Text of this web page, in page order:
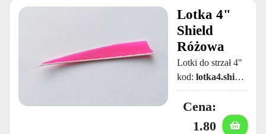
Lotka 4"
Shield
Różowa
Lotki do strzał 4"
kod: lotka4.shield.pink
1.80